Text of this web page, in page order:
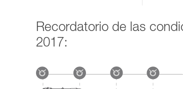
Recordatorio de las
2017: